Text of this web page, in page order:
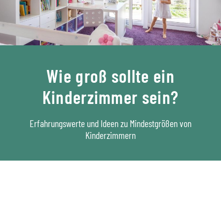
Wie groß sollte ein
Kinderzimmer sein?
Erfahrungswerte und Ideen zu Mindestgrößen von
Kinderzimmern